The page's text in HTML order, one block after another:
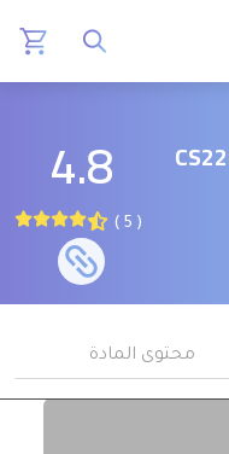
4.8
( 5 )
محتوى المادة